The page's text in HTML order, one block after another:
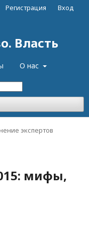
Власть
О нас
Регистрация Вход
экспертов
мифы,